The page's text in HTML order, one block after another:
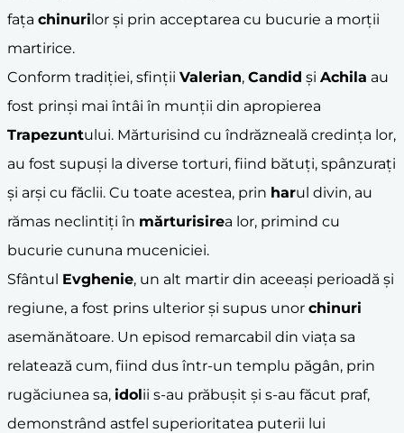
fața chinurilor și prin acceptarea cu bucurie a morții
martirice.
Conform tradiției, sfinții Valerian, Candid și Achila au
fost prinși mai întâi în munții din apropierea
Trapezuntului. Mărturisind cu îndrăzneală credința lor,
au fost supuși la diverse torturi, fiind bătuți, spânzurați
și arși cu făclii. Cu toate acestea, prin harul divin, au
rămas neclintiți în mărturisirea lor, primind cu
bucurie cununa muceniciei.
Sfântul Evghenie, un alt martir din aceeași perioadă și
regiune, a fost prins ulterior și supus unor chinuri
asemănătoare. Un episod remarcabil din viața sa
relatează cum, fiind dus într-un templu păgân, prin
rugăciunea sa, idolii s-au prăbușit și s-au făcut praf,
demonstrând astfel superioritatea puterii lui